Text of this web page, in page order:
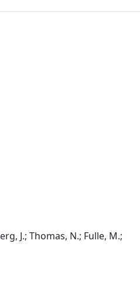
J.; Thomas, N.; Fulle, M.;